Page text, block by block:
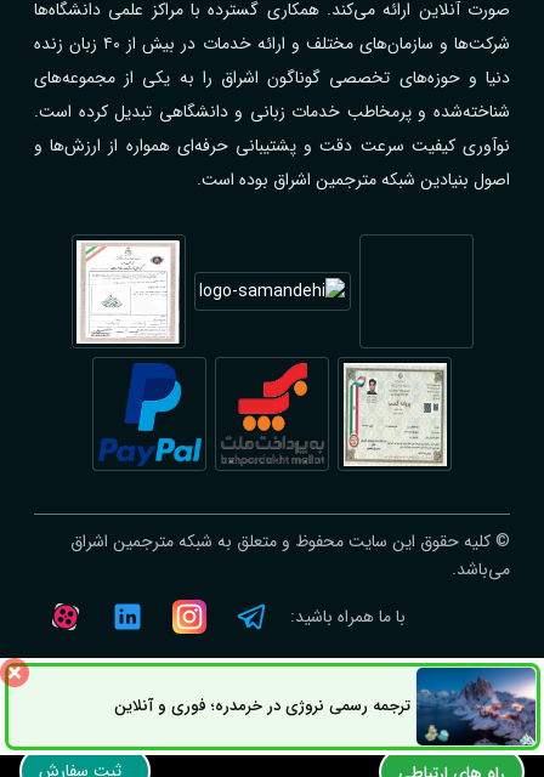
صورت آنلاین ارائه می‌کند. همکاری گسترده با مراکز علمی دانشگاه‌ها
شرکت‌ها و سازمان‌های مختلف و ارائه خدمات در بیش از ۴۰ زبان زنده
دنیا و حوزه‌های تخصصی گوناگون اشراق را به یکی از مجموعه‌های
شناخته‌شده و پرمخاطب خدمات زبانی و دانشگاهی تبدیل کرده است.
نوآوری کیفیت سرعت دقت و پشتیبانی حرفه‌ای همواره از ارزش‌ها و
اصول بنیادین شبکه مترجمین اشراق بوده است.
© کلیه حقوق این سایت محفوظ و متعلق به شبکه مترجمین اشراق
می‌باشد.
با ما همراه باشید:
ترجمه رسمی نروژی در خرمدره؛ فوری و آنلاین
ثبت سفارش